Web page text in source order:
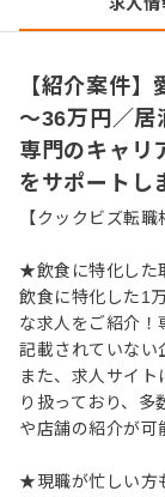
【紹介案件
～36万円／居
専門のキャリ
をサポートし
【クックビズ転
★飲食に特化した
飲食に特化した1
な求人をご紹介
記載されていない
また、求人サイ
り扱っており、
や店舗の紹介が可
★現職が忙しい方